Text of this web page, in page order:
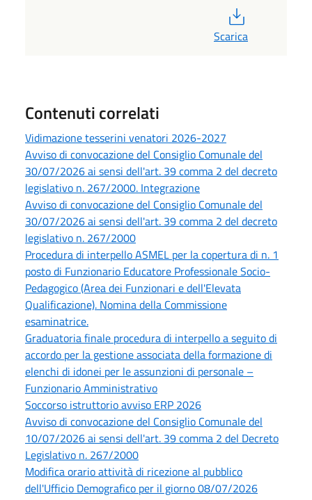
Scarica
Contenuti correlati
Vidimazione tesserini venatori 2026-2027
Avviso di convocazione del Consiglio Comunale del
30/07/2026 ai sensi dell'art. 39 comma 2 del decreto
legislativo n. 267/2000. Integrazione
Avviso di convocazione del Consiglio Comunale del
30/07/2026 ai sensi dell'art. 39 comma 2 del decreto
legislativo n. 267/2000
Procedura di interpello ASMEL per la copertura di n. 1
posto di Funzionario Educatore Professionale Socio-
Pedagogico (Area dei Funzionari e dell'Elevata
Qualificazione). Nomina della Commissione
esaminatrice.
Graduatoria finale procedura di interpello a seguito di
accordo per la gestione associata della formazione di
elenchi di idonei per le assunzioni di personale –
Funzionario Amministrativo
Soccorso istruttorio avviso ERP 2026
Avviso di convocazione del Consiglio Comunale del
10/07/2026 ai sensi dell'art. 39 comma 2 del Decreto
Legislativo n. 267/2000
Modifica orario attività di ricezione al pubblico
dell'Ufficio Demografico per il giorno 08/07/2026